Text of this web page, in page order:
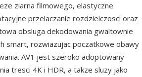
ziarna filmowego, elastyczne
przelaczanie rozdzielczosci oraz
obsluga dekodowania gwaltownie
smart, rozwiazujac poczatkowe obawy
AV1 jest szeroko adoptowany
tresci 4K i HDR, a takze sluzy jako